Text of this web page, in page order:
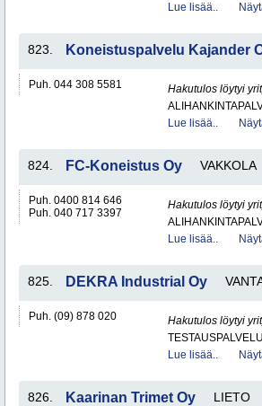
Lue lisää..
823. Koneistuspalvelu Kajander
Puh. 044 308 5581
Hakutulos löytyi
Lue lisää..
824. FC-Koneistus Oy VAKKOLA
Puh. 0400 814 646
Puh. 040 717 3397
Hakutulos löytyi
Lue lisää..
825. DEKRA Industrial Oy
Puh. (09) 878 020
Hakutulos löytyi
Lue lisää..
826. Kaarinan Trimet Oy LIETO